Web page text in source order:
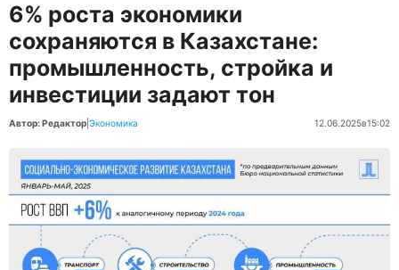
6% роста экономики
сохраняются в Казахстане:
промышленность, стройка и
инвестиции задают тон
Автор: Редактор Экономика 12.06.2025в15:02